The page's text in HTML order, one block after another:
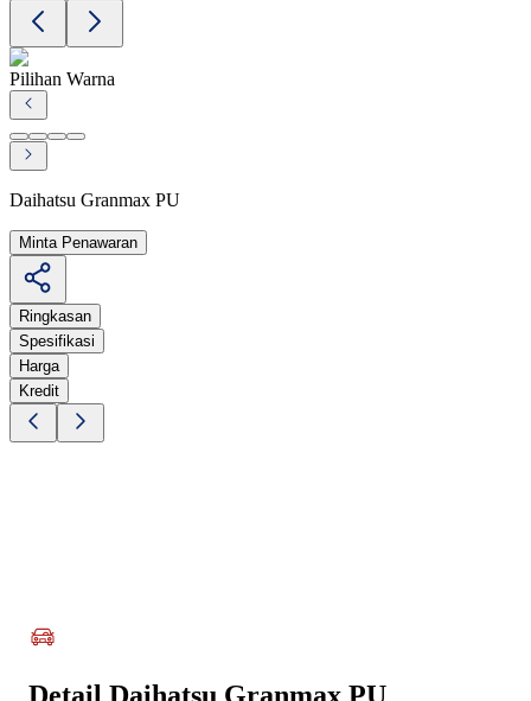
Pilihan Warna
Daihatsu Granmax PU
Minta Penawaran
Ringkasan
Spesifikasi
Harga
Kredit